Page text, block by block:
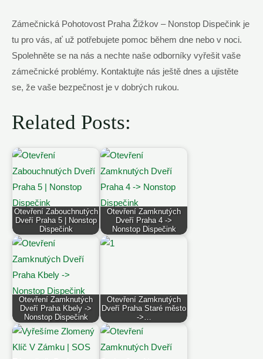
Zámečnická Pohotovost Praha⁣ Žižkov – Nonstop ⁤Dispečink je
tu⁢ pro⁣ vás, ať už ⁤potřebujete pomoc‌ během ⁤dne nebo v noci.
Spolehněte se⁢ na nás a nechte naše odborníky ‌vyřešit vaše
zámečnické⁢ problémy. Kontaktujte nás ještě dnes‌ a ujistěte
se, že vaše bezpečnost⁤ je v dobrých rukou.
Related Posts:
Otevření Zabouchnutých
Dveří Praha 5 | Nonstop
Dispečink
Otevření Zamknutých
Dveří Praha 4 ->
Nonstop Dispečink
Otevření Zamknutých
Dveří Praha Kbely ->
Nonstop Dispečink
Otevření Zamknutých
Dveří Praha Staré město
->…